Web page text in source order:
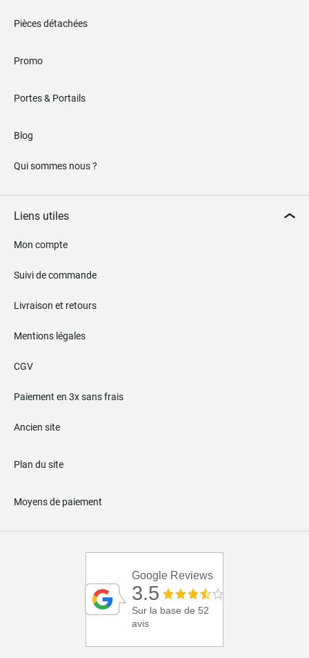
Pièces détachées
Promo
Portes & Portails
Blog
Qui sommes nous ?
Liens utiles
Mon compte
Suivi de commande
Livraison et retours
Mentions légales
CGV
Paiement en 3x sans frais
Ancien site
Plan du site
Moyens de paiement
Google Reviews
3.5
Sur la base de 52
avis